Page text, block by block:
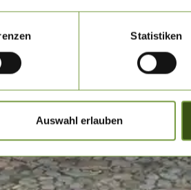
Statistiken
Auswahl erlauben